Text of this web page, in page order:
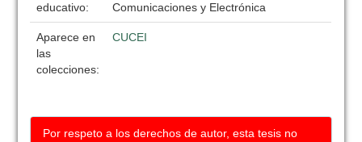
educativo:
Comunicaciones y Electrónica
Aparece en
las
colecciones:
CUCEI
Por respeto a los derechos de autor, esta tesis no